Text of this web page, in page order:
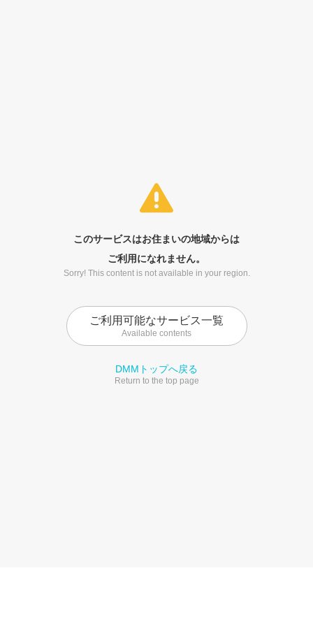
このサービスはお住まいの地域からは
ご利用になれません。
Sorry! This content is not available in your region.
ご利用可能なサービス一覧
Available contents
DMMトップへ戻る
Return to the top page